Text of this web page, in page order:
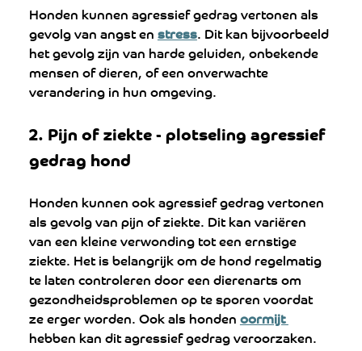
Honden kunnen agressief gedrag vertonen als
gevolg van angst en stress. Dit kan bijvoorbeeld
het gevolg zijn van harde geluiden, onbekende
mensen of dieren, of een onverwachte
verandering in hun omgeving.
2. Pijn of ziekte - plotseling agressief
gedrag hond
Honden kunnen ook agressief gedrag vertonen
als gevolg van pijn of ziekte. Dit kan variëren
van een kleine verwonding tot een ernstige
ziekte. Het is belangrijk om de hond regelmatig
te laten controleren door een dierenarts om
gezondheidsproblemen op te sporen voordat
ze erger worden. Ook als honden oormijt
hebben kan dit agressief gedrag veroorzaken.